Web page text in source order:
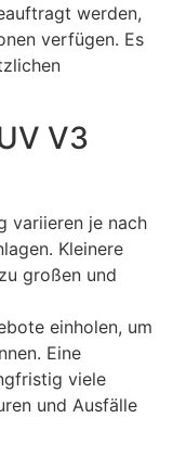
werden,
verfügen. Es
V3
variieren je nach
Kleinere
großen und
einholen, um
Eine
viele
und Ausfälle